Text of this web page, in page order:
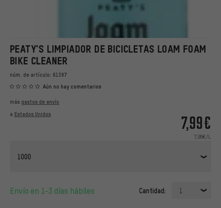
PEATY'S LIMPIADOR DE BICICLETAS LOAM FOAM
BIKE CLEANER
núm. de artículo: 61397
Aún no hay comentarios
7,99€
7,99€/L
más gastos de envío
a Estados Unidos
1000
Envío en 1-3 días hábiles Cantidad: 1